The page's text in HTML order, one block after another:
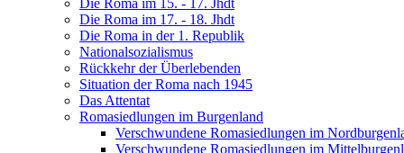
Die Roma im 15. - 17. Jhdt
Die Roma im 17. - 18. Jhdt
Die Roma in der 1. Republik
Nationalsozialismus
Rückkehr der Überlebenden
Situation der Roma nach 1945
Das Attentat
Romasiedlungen im Burgenland
Verschwundene Romasiedlungen im
Verschwundene Romasiedlungen im